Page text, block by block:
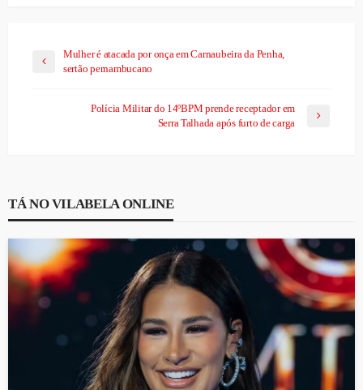
Mulher é atacada por onça em Carnaubeira da Penha,
sertão pernambucano
Polícia Militar do 14ºBPM prende receptador em
Serra Talhada após furto de carga
TÁ NO VILABELA ONLINE